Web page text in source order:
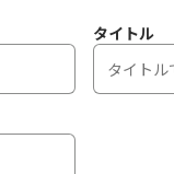
タイトル